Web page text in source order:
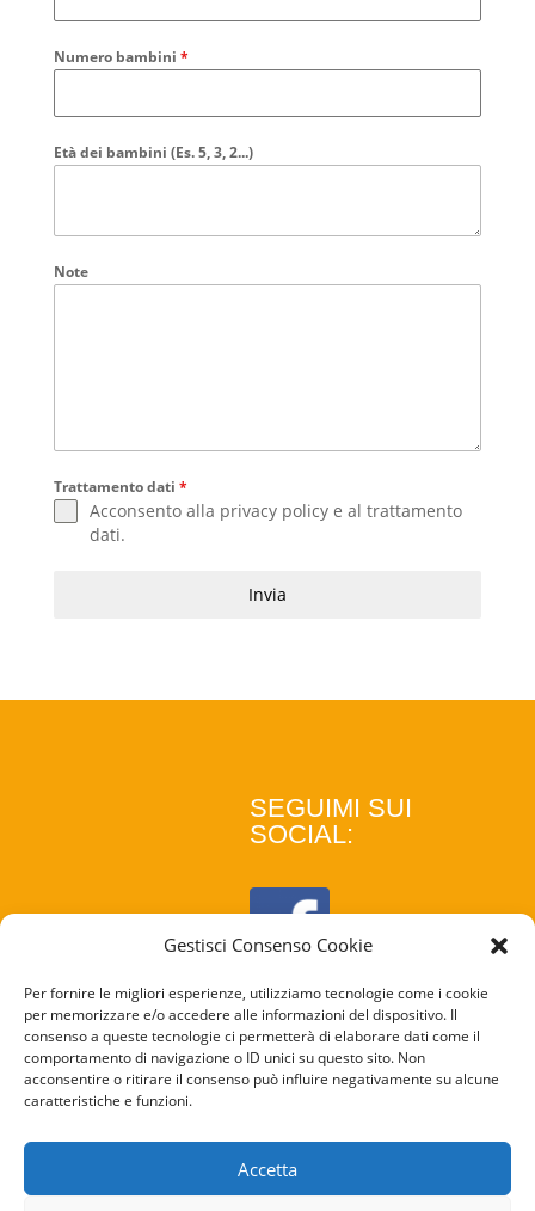
Gestisci Consenso Cookie
Per fornire le migliori esperienze, utilizziamo tecnologie come i cookie
per memorizzare e/o accedere alle informazioni del dispositivo. Il
consenso a queste tecnologie ci permetterà di elaborare dati come il
comportamento di navigazione o ID unici su questo sito. Non
acconsentire o ritirare il consenso può influire negativamente su alcune
caratteristiche e funzioni.
Accetta
Numero bambini *
Età dei bambini (Es. 5, 3, 2...)
Note
Trattamento dati *
Acconsento alla privacy policye al trattamento
dati.
Invia
SEGUIMI SUI
SOCIAL:
COOKIE
POLICY